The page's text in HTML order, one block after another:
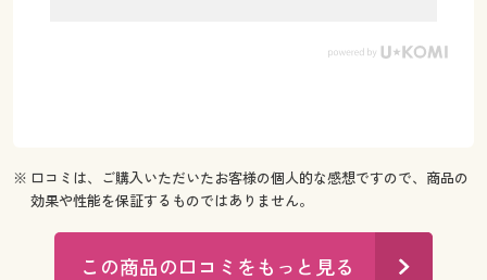
※ 口コミは、ご購入いただいたお客様の個人的な感想ですので、商品の
効果や性能を保証するものではありません。
この商品の口コミをもっと見る